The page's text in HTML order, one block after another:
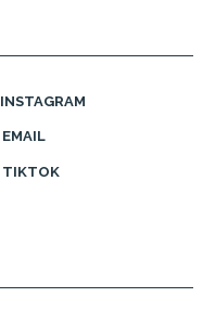
INSTAGRAM
EMAIL
TIKTOK